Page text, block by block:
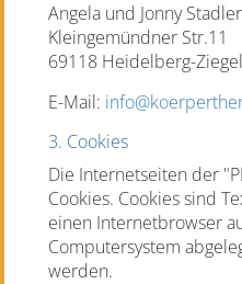
Angela und Jonny Stadler
Kleingemündner Str.11
69118 Heidelberg-
E-Mail:
3. Cookies
Die Internetseiten der
Cookies. Cookies sind
einen Internetbrowser
Computersystem
werden.